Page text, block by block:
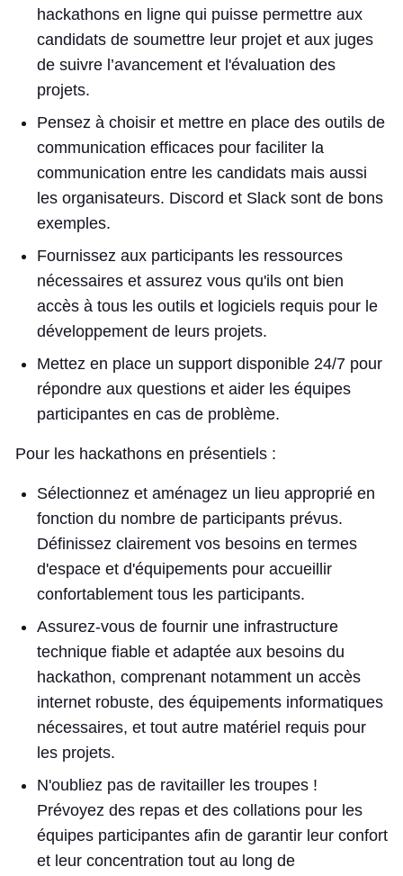
hackathons en ligne qui puisse permettre aux
candidats de soumettre leur projet et aux juges
de suivre l’avancement et l'évaluation des
projets.
Pensez à choisir et mettre en place des outils de
communication efficaces pour faciliter la
communication entre les candidats mais aussi
les organisateurs. Discord et Slack sont de bons
exemples.
Fournissez aux participants les ressources
nécessaires et assurez vous qu'ils ont bien
accès à tous les outils et logiciels requis pour le
développement de leurs projets.
Mettez en place un support disponible 24/7 pour
répondre aux questions et aider les équipes
participantes en cas de problème.
Pour les hackathons en présentiels :
Sélectionnez et aménagez un lieu approprié en
fonction du nombre de participants prévus.
Définissez clairement vos besoins en termes
d'espace et d'équipements pour accueillir
confortablement tous les participants.
Assurez-vous de fournir une infrastructure
technique fiable et adaptée aux besoins du
hackathon, comprenant notamment un accès
internet robuste, des équipements informatiques
nécessaires, et tout autre matériel requis pour
les projets.
N'oubliez pas de ravitailler les troupes !
Prévoyez des repas et des collations pour les
équipes participantes afin de garantir leur confort
et leur concentration tout au long de